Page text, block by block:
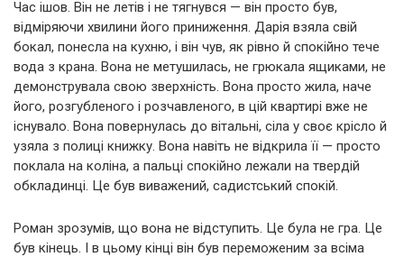
Час ішов. Він не летів і не тягнувся — він просто був,
відміряючи хвилини його приниження. Дарія взяла свій
бокал, понесла на кухню, і він чув, як рівно й спокійно тече
вода з крана. Вона не метушилась, не грюкала ящиками, не
демонструвала свою зверхність. Вона просто жила, наче
його, розгубленого і розчавленого, в цій квартирі вже не
існувало. Вона повернулась до вітальні, сіла у своє крісло й
узяла з полиці книжку. Вона навіть не відкрила її — просто
поклала на коліна, а пальці спокійно лежали на твердій
обкладинці. Це був виважений, садистський спокій.
Роман зрозумів, що вона не відступить. Це була не гра. Це
був кінець. І в цьому кінці він був переможеним за всіма